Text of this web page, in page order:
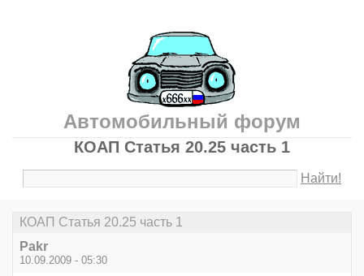
Автомобильный форум
КОАП Статья 20.25 часть 1
Найти!
КОАП Статья 20.25 часть 1
Pakr
10.09.2009 - 05:30